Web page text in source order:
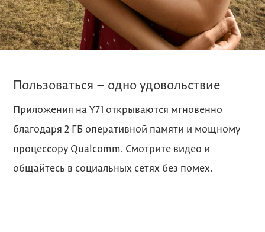
Пользоваться – одно удовольствие
Приложения на Y71 открываются мгновенно
благодаря 2 ГБ оперативной памяти и мощному
процессору Qualcomm. Смотрите видео и
общайтесь в социальных сетях без помех.